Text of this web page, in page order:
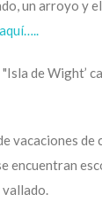
un arroyo y
de Wight’
vacaciones de
encuentran